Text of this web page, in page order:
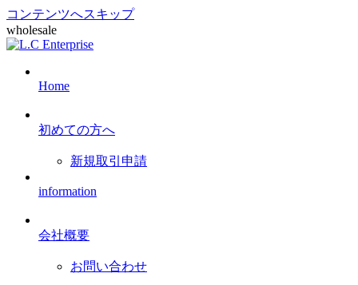
コンテンツへスキップ
wholesale
Home
初めての方へ
新規取引申請
information
会社概要
お問い合わせ